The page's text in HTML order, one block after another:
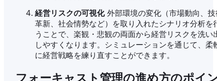
経営リスクの可視化外部環境の変化（市場動向、
革新、社会情勢など）を取り入れたシナリオ分析を
うことで、楽観・悲観の両面から経営リスクを洗い
しやすくなります。シミュレーションを通じて、柔
に経営戦略を練り直すことができます。
フォーキャスト管理の進め方のポイ